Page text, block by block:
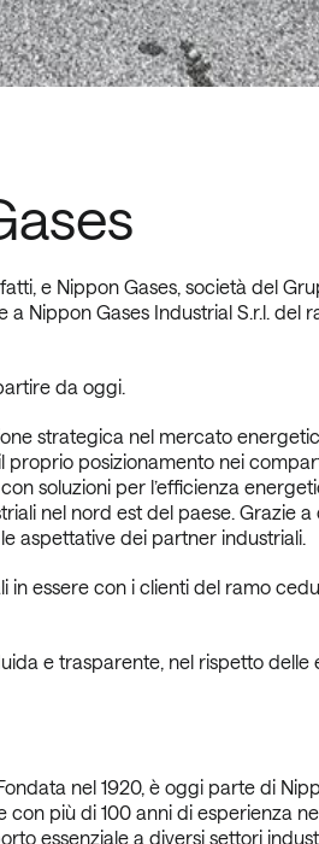
e Nippon Gases, società del
Gases Industrial S.r.l. del
da oggi.
strategica nel mercato
posizionamento nei
soluzioni per l’efficienza
nel nord est del paese. Grazie
aspettative dei partner industriali.
essere con i clienti del ramo
e trasparente, nel rispetto delle
nel 1920, è oggi parte di
più di 100 anni di esperienza
essenziale a diversi settori